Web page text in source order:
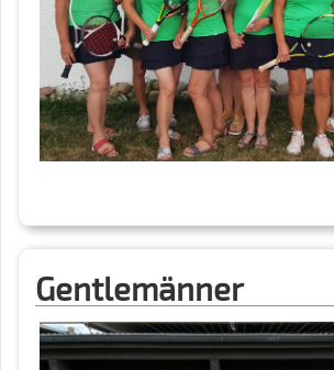
Gentlemänner